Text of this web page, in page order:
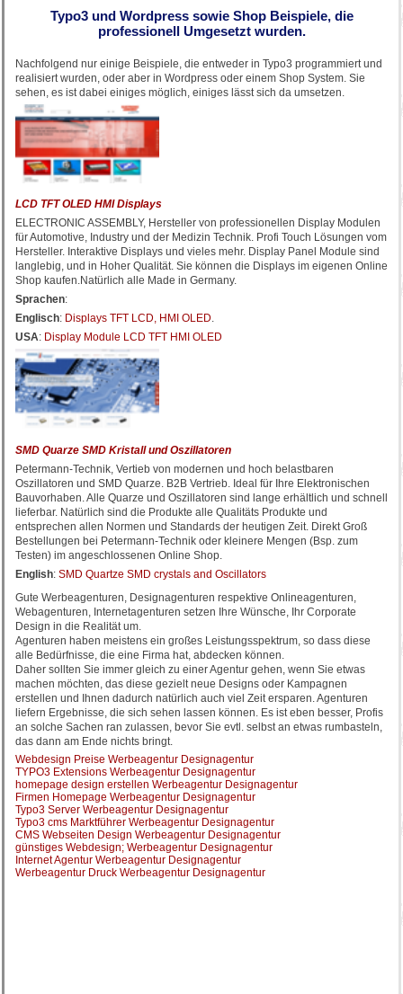
Typo3 und Wordpress sowie Shop Beispiele, die
professionell Umgesetzt wurden.
Nachfolgend nur einige Beispiele, die entweder in Typo3 programmiert und
realisiert wurden, oder aber in Wordpress oder einem Shop System. Sie
sehen, es ist dabei einiges möglich, einiges lässt sich da umsetzen.
LCD TFT OLED HMI Displays
ELECTRONIC ASSEMBLY, Hersteller von professionellen Display Modulen
für Automotive, Industry und der Medizin Technik. Profi Touch Lösungen vom
Hersteller. Interaktive Displays und vieles mehr. Display Panel Module sind
langlebig, und in Hoher Qualität. Sie können die Displays im eigenen Online
Shop kaufen.Natürlich alle Made in Germany.
Sprachen:
Englisch: Displays TFT LCD, HMI OLED.
USA: Display Module LCD TFT HMI OLED
SMD Quarze SMD Kristall und Oszillatoren
Petermann-Technik, Vertieb von modernen und hoch belastbaren
Oszillatoren und SMD Quarze. B2B Vertrieb. Ideal für Ihre Elektronischen
Bauvorhaben. Alle Quarze und Oszillatoren sind lange erhältlich und schnell
lieferbar. Natürlich sind die Produkte alle Qualitäts Produkte und
entsprechen allen Normen und Standards der heutigen Zeit. Direkt Groß
Bestellungen bei Petermann-Technik oder kleinere Mengen (Bsp. zum
Testen) im angeschlossenen Online Shop.
English: SMD Quartze SMD crystals and Oscillators
Gute Werbeagenturen, Designagenturen respektive Onlineagenturen,
Webagenturen, Internetagenturen setzen Ihre Wünsche, Ihr Corporate
Design in die Realität um.
Agenturen haben meistens ein großes Leistungsspektrum, so dass diese
alle Bedürfnisse, die eine Firma hat, abdecken können.
Daher sollten Sie immer gleich zu einer Agentur gehen, wenn Sie etwas
machen möchten, das diese gezielt neue Designs oder Kampagnen
erstellen und Ihnen dadurch natürlich auch viel Zeit ersparen. Agenturen
liefern Ergebnisse, die sich sehen lassen können. Es ist eben besser, Profis
an solche Sachen ran zulassen, bevor Sie evtl. selbst an etwas rumbasteln,
das dann am Ende nichts bringt.
Webdesign Preise Werbeagentur Designagentur
TYPO3 Extensions Werbeagentur Designagentur
homepage design erstellen Werbeagentur Designagentur
Firmen Homepage Werbeagentur Designagentur
Typo3 Server Werbeagentur Designagentur
Typo3 cms Marktführer Werbeagentur Designagentur
CMS Webseiten Design Werbeagentur Designagentur
günstiges Webdesign; Werbeagentur Designagentur
Internet Agentur Werbeagentur Designagentur
Werbeagentur Druck Werbeagentur Designagentur